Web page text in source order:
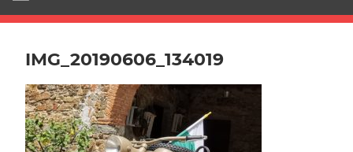
IMG_20190606_134019